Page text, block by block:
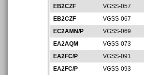
EB2CZF
VGSS-057
EB2CZF
VGSS-067
EC2AMN/P
VGSS-069
EA2AQM
VGSS-073
EA2FC/P
VGSS-091
EA2FC/P
VGSS-093